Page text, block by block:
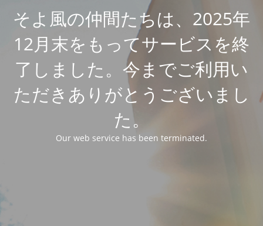
そよ風の仲間たちは、2025年
12月末をもってサービスを終
了しました。今までご利用い
ただきありがとうございまし
た。
Our web service has been terminated.